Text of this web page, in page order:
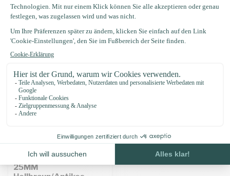
Zuletzt angesehen
Biothane adapter
25MM